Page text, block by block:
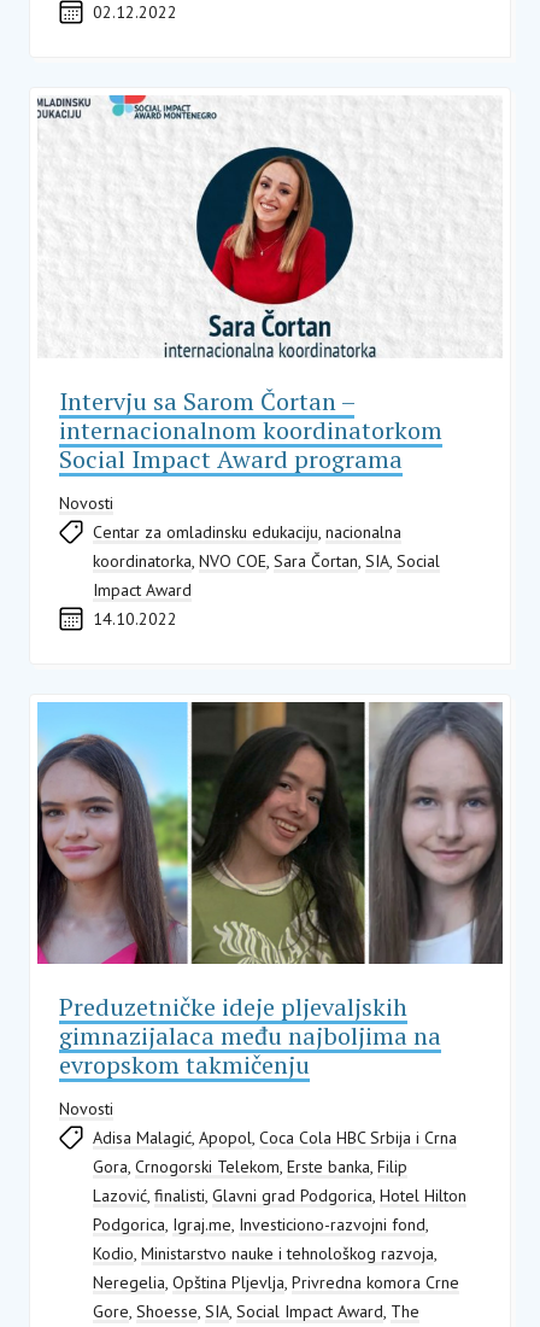
02.12.2022
Intervju sa Sarom Čortan –
internacionalnom koordinatorkom
Social Impact Award programa
Novosti
Centar za omladinsku edukaciju nacionalna
koordinatorka NVO COE Sara Čortan SIA Social
Impact Award
14.10.2022
Preduzetničke ideje pljevaljskih
gimnazijalaca među najboljima na
evropskom takmičenju
Novosti
Adisa Malagić, Apopol, Coca Cola HBC Srbija i Crna
Gora, Crnogorski Telekom, Erste banka, Filip
Lazović, finalisti, Glavni grad Podgorica, Hotel Hilton
Podgorica, Igraj.me, Investiciono-razvojni fond,
Kodio, Ministarstvo nauke i tehnološkog razvoja,
Neregelia, Opština Pljevlja, Privredna komora Crne
Gore, Shoesse, SIA, Social Impact Award, The